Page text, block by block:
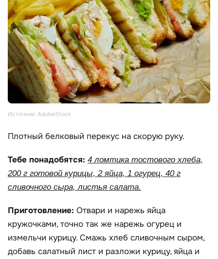
Источник: AdobeStock
Плотный белковый перекус на скорую руку.
Тебе понадобятся: 4 ломтика тостового хлеба,
200 г готовой курицы, 2 яйца, 1 огурец, 40 г
сливочного сыра, листья салата.
Приготовление: Отвари и нарежь яйца
кружочками, точно так же нарежь огурец и
измельчи курицу. Смажь хлеб сливочным сыром,
добавь салатный лист и разложи курицу, яйца и